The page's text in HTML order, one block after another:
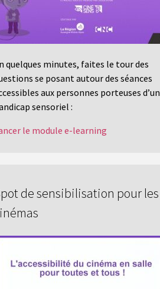
quelques minutes, faites le tour des
se posant autour des séances
aux personnes porteuses d’un
sensoriel :
le module e-learning
de sensibilisation pour les